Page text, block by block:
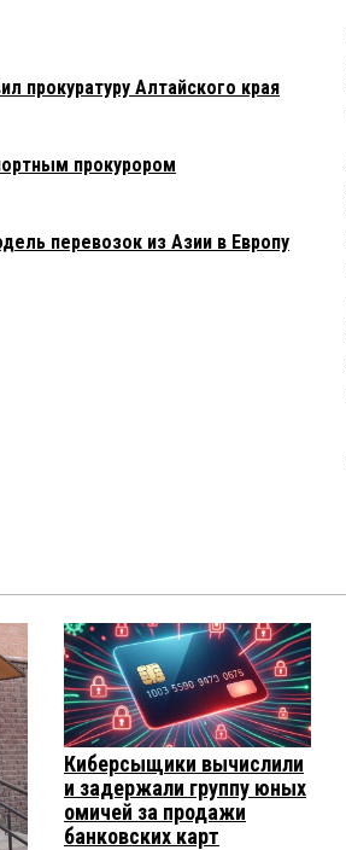
прокуратуру Алтайского края
прокурором
перевозок из Азии в Европу
Киберсыщики вычислили
и задержали группу юных
омичей за продажи
банковских карт